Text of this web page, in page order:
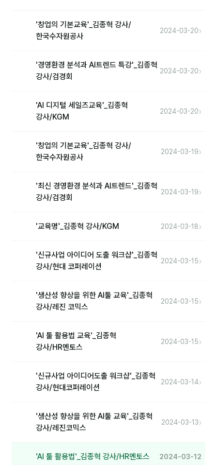
문서자료실
영상자료실
💰 교육 견적 계산기
공지사항
'창업의 기본교육'_김종혁 강사/
한국수자원공사
2024-03-20›
'경영환경 분석과 AI트렌드 특강'_김종혁
강사/검경회
2024-03-20›
'AI 디지털 세일즈교육'_김종혁
강사/KGM
2024-03-20›
'창업의 기본교육'_김종혁 강사/
한국수자원공사
2024-03-19›
'최신 경영환경 분석과 AI트렌드'_김종혁
강사/검경회
2024-03-19›
'교육명'_김종혁 강사/KGM 2024-03-18›
'신규사업 아이디어 도출 워크샵'_김종혁
강사/현대 코퍼레이션
2024-03-15›
'생산성 향상을 위한 AI툴 교육'_김종혁
강사/레진 코믹스
2024-03-15›
'AI 툴 활용법 교육'_김종혁
강사/HR멘토스
2024-03-15›
'신규사업 아이디어도출 워크샵'_김종혁
강사/현대코퍼레이션
2024-03-14›
'생산성 향상을 위한 AI툴 교육'_김종혁
강사/레진코믹스
2024-03-13›
'AI 툴 활용법'_김종혁 강사/HR멘토스 2024-03-12